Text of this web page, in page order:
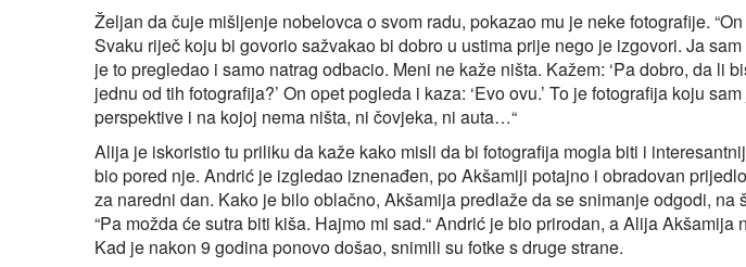
Željan da čuje mišljenje nobelovca o svom radu, pokazao mu je neke fotografije.
Svaku riječ koju bi govorio sažvakao bi dobro u ustima prije nego je izgovori. Ja
je to pregledao i samo natrag odbacio. Meni ne kaže ništa. Kažem: ‘Pa dobro, da li
jednu od tih fotografija?’ On opet pogleda i kaza: ‘Evo ovu.’ To je fotografija koju
perspektive i na kojoj nema ništa, ni čovjeka, ni auta…“
Alija je iskoristio tu priliku da kaže kako misli da bi fotografija mogla biti i
bio pored nje. Andrić je izgledao iznenađen, po Akšamiji potajno i obradovan
za naredni dan. Kako je bilo oblačno, Akšamija predlaže da se snimanje odgodi, na
“Pa možda će sutra biti kiša. Hajmo mi sad.“ Andrić je bio prirodan, a Alija Akšamija
Kad je nakon 9 godina ponovo došao, snimili su fotke s druge strane.